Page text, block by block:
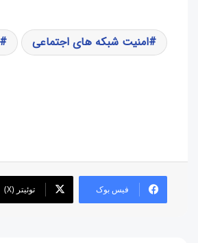
امنیت شبکه های اجتماعی
فیس بوک توئیتر (X)